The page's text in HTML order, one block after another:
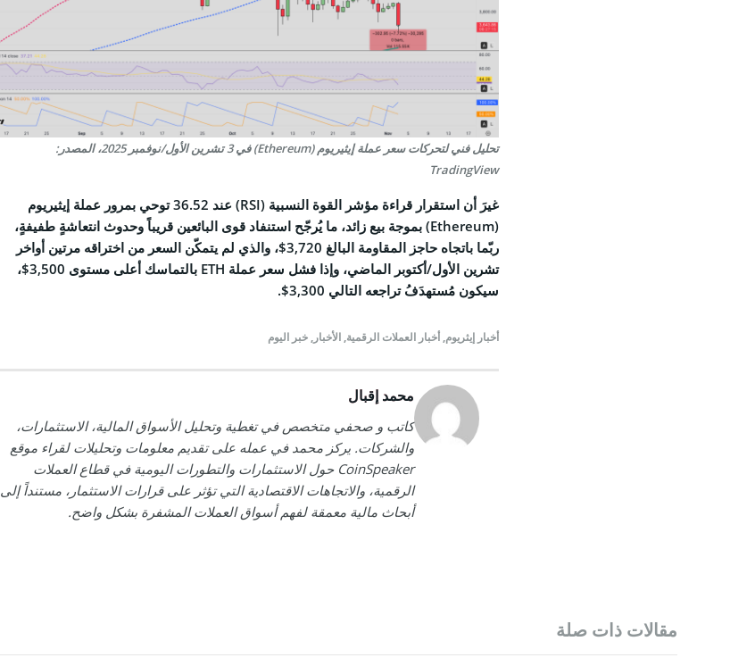
تحليل فني لتحركات سعر عملة إيثيريوم (Ethereum) في 3 تشرين الأول/نوفمبر 2025، المصدر:
TradingView
غيرَ أن استقرار قراءة مؤشر القوة النسبية (RSI) عند 36.52 توحي بمرور عملة إيثيريوم
(Ethereum) بموجة بيع زائد، ما يُرجّح استنفاد قوى البائعين قريباً وحدوث انتعاشةٍ طفيفةٍ،
ربّما باتجاه حاجز المقاومة البالغ 3,720$، والذي لم يتمكّن السعر من اختراقه مرتين أواخر
تشرين الأول/أكتوبر الماضي، وإذا فشل سعر عملة ETH بالتماسك أعلى مستوى 3,500$،
سيكون مُستهدَفُ تراجعه التالي 3,300$.
أخبار إيثريوم, أخبار العملات الرقمية, الأخبار, خبر اليوم
محمد إقبال
كاتب و صحفي متخصص في تغطية وتحليل الأسواق المالية، الاستثمارات،
والشركات. يركز محمد في عمله على تقديم معلومات وتحليلات لقراء موقع
CoinSpeaker حول الاستثمارات والتطورات اليومية في قطاع العملات
الرقمية، والاتجاهات الاقتصادية التي تؤثر على قرارات الاستثمار، مستنداً إلى
أبحاث مالية معمقة لفهم أسواق العملات المشفرة بشكل واضح.
مقالات ذات صلة